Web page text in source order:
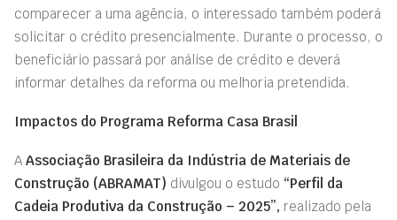
comparecer a uma agência, o interessado também poderá
solicitar o crédito presencialmente. Durante o processo, o
beneficiário passará por análise de crédito e deverá
informar detalhes da reforma ou melhoria pretendida.
Impactos do Programa Reforma Casa Brasil
A Associação Brasileira da Indústria de Materiais de
Construção (ABRAMAT) divulgou o estudo “Perfil da
Cadeia Produtiva da Construção – 2025”, realizado pela